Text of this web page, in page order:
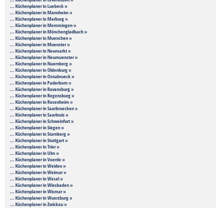
... Küchenplaner in Luebeck »
... Küchenplaner in Mannheim »
... Küchenplaner in Marburg »
... Küchenplaner in Memmingen »
... Küchenplaner in Mönchengladbach »
... Küchenplaner in Muenchen »
... Küchenplaner in Muenster »
... Küchenplaner in Neumarkt »
... Küchenplaner in Neumuenster »
... Küchenplaner in Nuernberg »
... Küchenplaner in Oldenburg »
... Küchenplaner in Osnabrueck »
... Küchenplaner in Paderborn »
... Küchenplaner in Ravensburg »
... Küchenplaner in Regensburg »
... Küchenplaner in Rosenheim »
... Küchenplaner in Saarbruecken »
... Küchenplaner in Saarlouis »
... Küchenplaner in Schweinfurt »
... Küchenplaner in Siegen »
... Küchenplaner in Starnberg »
... Küchenplaner in Stuttgart »
... Küchenplaner in Trier »
... Küchenplaner in Ulm »
... Küchenplaner in Voerde »
... Küchenplaner in Weiden »
... Küchenplaner in Weimar »
... Küchenplaner in Wesel »
... Küchenplaner in Wiesbaden »
... Küchenplaner in Wismar »
... Küchenplaner in Wuerzburg »
... Küchenplaner in Zwickau »